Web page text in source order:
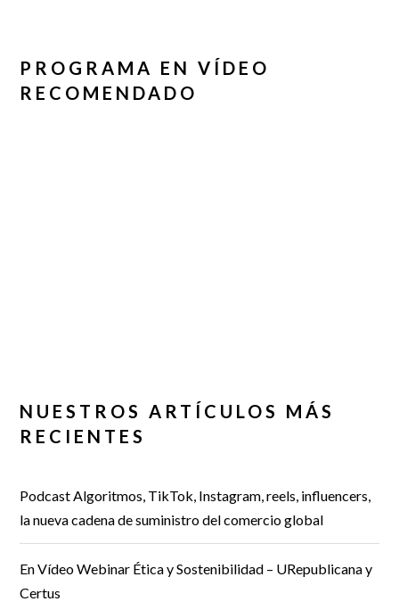
PROGRAMA EN VÍDEO
RECOMENDADO
NUESTROS ARTÍCULOS MÁS
RECIENTES
Podcast Algoritmos, TikTok, Instagram, reels, influencers,
la nueva cadena de suministro del comercio global
En Vídeo Webinar Ética y Sostenibilidad – URepublicana y
Certus